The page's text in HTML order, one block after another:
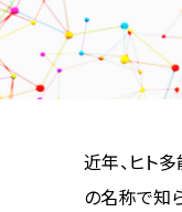
近年、ヒト
の名称で知